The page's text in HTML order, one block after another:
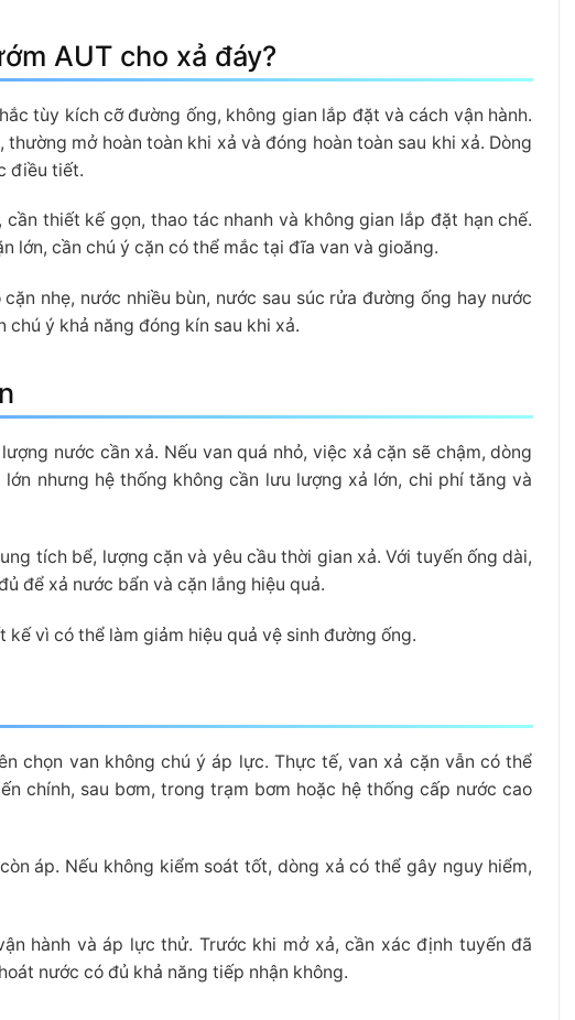
AUT cho xả đáy?
tùy kích cỡ đường ống, không gian lắp đặt và cách vận hành.
mở hoàn toàn khi xả và đóng hoàn toàn sau khi xả. Dòng
điều tiết.
thiết kế gọn, thao tác nhanh và không gian lắp đặt hạn chế.
lớn, cần chú ý cặn có thể mắc tại đĩa van và gioăng.
nhẹ, nước nhiều bùn, nước sau súc rửa đường ống hay nước
ý khả năng đóng kín sau khi xả.
nước cần xả. Nếu van quá nhỏ, việc xả cặn sẽ chậm, dòng
nhưng hệ thống không cần lưu lượng xả lớn, chi phí tăng và
tích bể, lượng cặn và yêu cầu thời gian xả. Với tuyến ống dài,
để xả nước bẩn và cặn lắng hiệu quả.
vì có thể làm giảm hiệu quả vệ sinh đường ống.
chọn van không chú ý áp lực. Thực tế, van xả cặn vẫn có thể
chính, sau bơm, trong trạm bơm hoặc hệ thống cấp nước cao
áp. Nếu không kiểm soát tốt, dòng xả có thể gây nguy hiểm,
hành và áp lực thử. Trước khi mở xả, cần xác định tuyến đã
nước có đủ khả năng tiếp nhận không.